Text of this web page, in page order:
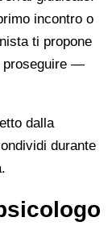
incontro o
ti propone
proseguire —
dalla
durante